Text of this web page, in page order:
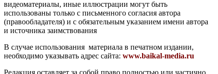
видеоматериалы, иные иллюстрации могут быть
использованы только с письменного согласия автора
(правообладателя) и с обязательным указанием имени автора
и источника заимствования
В случае использования материала в печатном издании,
необходимо указывать адрес сайта: www.baikal-media.ru
Редакция оставляет за собой право полностью или частично